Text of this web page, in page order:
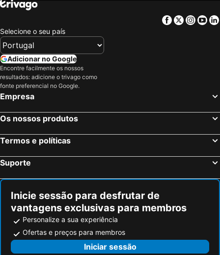
Malcesine, bed and breakfasts
Temù, bed and breakfasts
Fondo, bed and breakfasts
Lavis, bed and breakfasts
Andalo, bed and breakfasts
Villa Lagarina, bed and breakfasts
Coredo, bed and breakfasts
Mori, bed and breakfasts
Flavon, bed and breakfasts
Vezzano, bed and breakfasts
Pergine, bed and breakfasts
Castello-Molina di Fiemme, bed and breakfasts
Facebook
Twitter
Selecione o seu país
Adicionar no Google
Encontre facilmente os nossos
resultados: adicione o trivago como
fonte preferencial no Google.
Empresa
Os nossos produtos
Termos e políticas
Suporte
Inicie sessão para desfrutar de
vantagens exclusivas para membros
Personalize a sua experiência
Ofertas e preços para membros
Iniciar sessão